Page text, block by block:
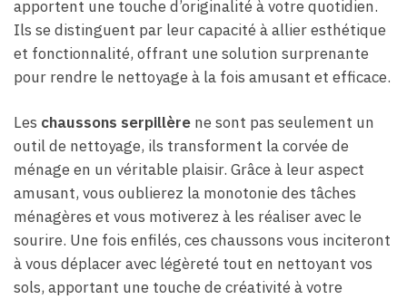
apportent une touche d’originalité à votre quotidien.
Ils se distinguent par leur capacité à allier esthétique
et fonctionnalité, offrant une solution surprenante
pour rendre le nettoyage à la fois amusant et efficace.
Les chaussons serpillère ne sont pas seulement un
outil de nettoyage, ils transforment la corvée de
ménage en un véritable plaisir. Grâce à leur aspect
amusant, vous oublierez la monotonie des tâches
ménagères et vous motiverez à les réaliser avec le
sourire. Une fois enfilés, ces chaussons vous inciteront
à vous déplacer avec légèreté tout en nettoyant vos
sols, apportant une touche de créativité à votre